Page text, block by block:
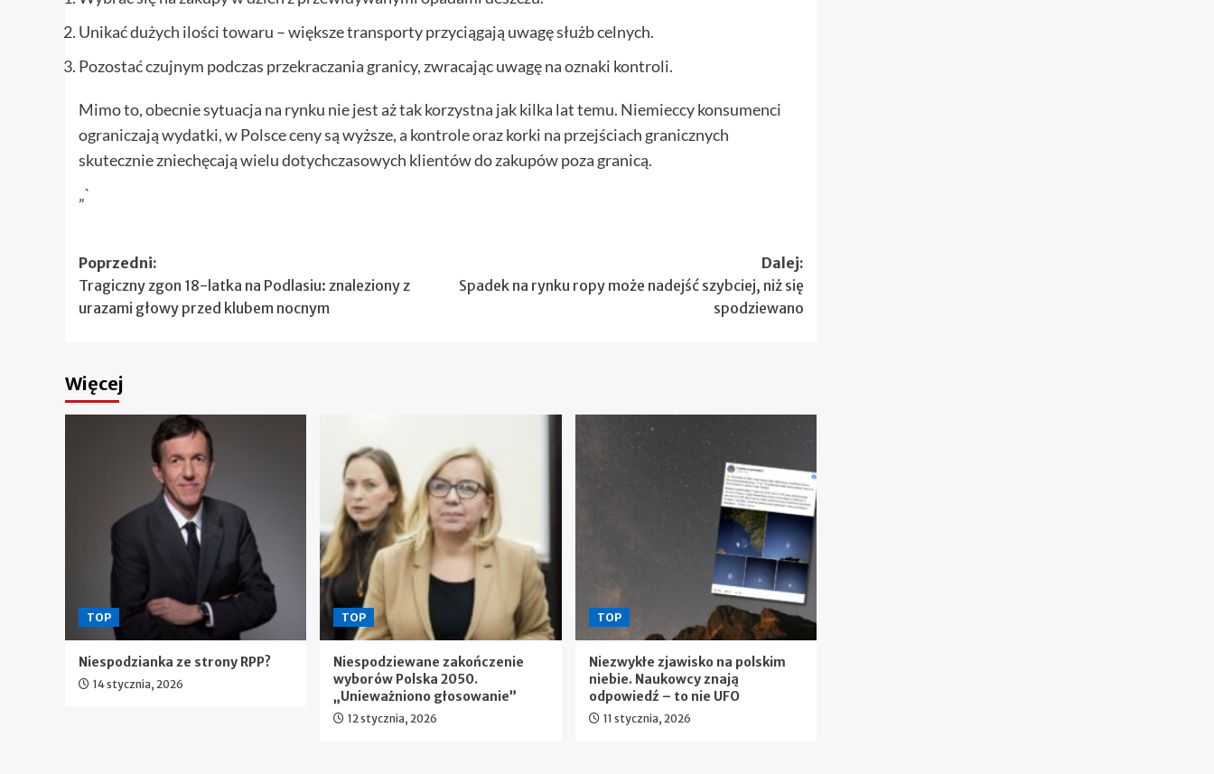
Unikać dużych ilości towaru – większe transporty przyciągają uwagę służb celnych.
Pozostać czujnym podczas przekraczania granicy, zwracając uwagę na oznaki kontroli.
Mimo to, obecnie sytuacja na rynku nie jest aż tak korzystna jak kilka lat temu. Niemieccy konsumenci
ograniczają wydatki, w Polsce ceny są wyższe, a kontrole oraz korki na przejściach granicznych
skutecznie zniechęcają wielu dotychczasowych klientów do zakupów poza granicą.
„`
Zobacz
wpisy
Poprzedni:
Tragiczny zgon 18-latka na Podlasiu: znaleziony z
urazami głowy przed klubem nocnym
Dalej:
Spadek na rynku ropy może nadejść szybciej, niż się
spodziewano
Więcej
TOP
Niespodzianka ze strony RPP?
14 stycznia, 2026
TOP
Niespodziewane zakończenie
wyborów Polska 2050.
„Unieważniono głosowanie”
12 stycznia, 2026
TOP
Niezwykłe zjawisko na polskim
niebie. Naukowcy znają
odpowiedź – to nie UFO
11 stycznia, 2026